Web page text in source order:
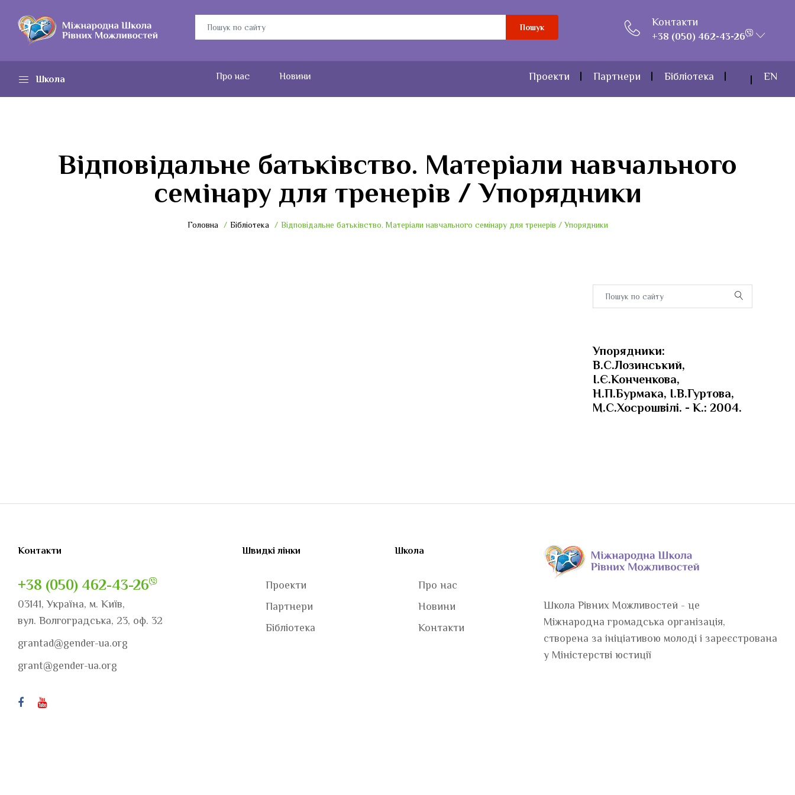
Пошук Контакти
+38 (050) 462-43-26
Школа Про нас Новини Проекти Партнери Бібліотека EN
Відповідальне батьківство. Матеріали навчального
семінару для тренерів / Упорядники
Головна Бібліотека Відповідальне батьківство. Матеріали навчального семінару для тренерів / Упорядники
Упорядники:
В.С.Лозинський,
І.Є.Конченкова,
Н.П.Бурмака, І.В.Гуртова,
М.С.Хосрошвілі. - К.: 2004.
Контакти
+38 (050) 462-43-26
03141, Україна, м. Київ,
вул. Волгоградська, 23, оф. 32
grantad@gender-ua.org
grant@gender-ua.org
Швидкі лінки
Проекти
Партнери
Бібліотека
Школа
Про нас
Новини
Контакти
Школа Рівних Можливостей - це
Міжнародна громадська організація,
створена за ініціативою молоді і зареєстрована
у Міністерстві юстиції